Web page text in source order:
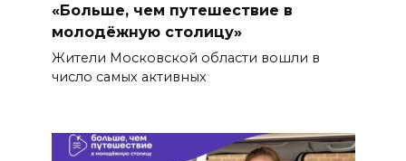
«Больше, чем путешествие в
молодёжную столицу»
Жители Московской области вошли в
число самых активных